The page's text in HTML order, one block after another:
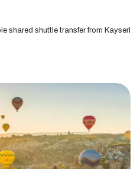
shared shuttle transfer from Kayseri